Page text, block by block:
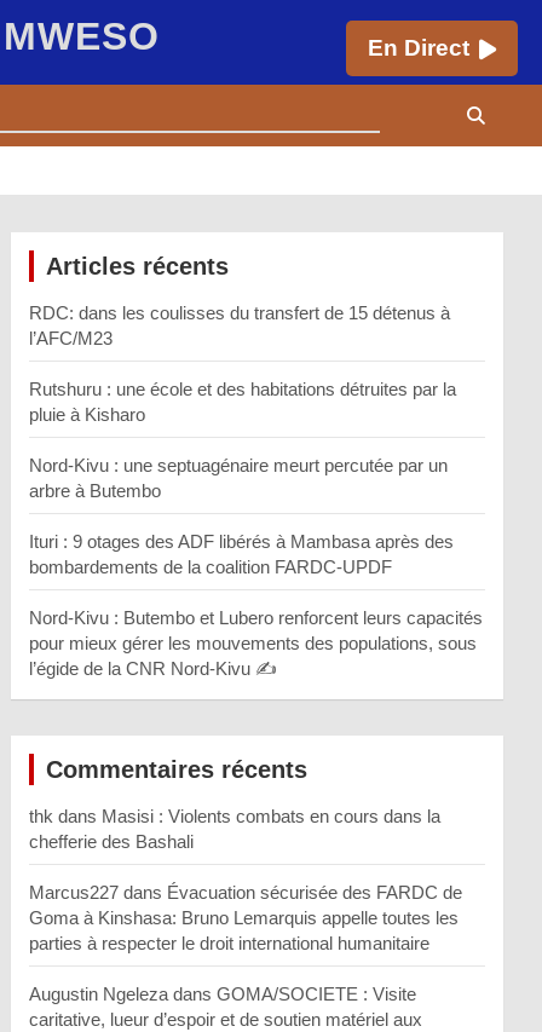
En Direct
Articles récents
RDC: dans les coulisses du transfert de 15 détenus à
l’AFC/M23
Rutshuru : une école et des habitations détruites par la
pluie à Kisharo
Nord-Kivu : une septuagénaire meurt percutée par un
arbre à Butembo
Ituri : 9 otages des ADF libérés à Mambasa après des
bombardements de la coalition FARDC-UPDF
Nord-Kivu : Butembo et Lubero renforcent leurs capacités
pour mieux gérer les mouvements des populations, sous
l’égide de la CNR Nord-Kivu ✍️
Commentaires récents
thk dans Masisi : Violents combats en cours dans la
chefferie des Bashali
Marcus227 dans Évacuation sécurisée des FARDC de
Goma à Kinshasa: Bruno Lemarquis appelle toutes les
parties à respecter le droit international humanitaire
Augustin Ngeleza dansGOMA/SOCIETE : Visite
caritative, lueur d’espoir et de soutien matériel aux